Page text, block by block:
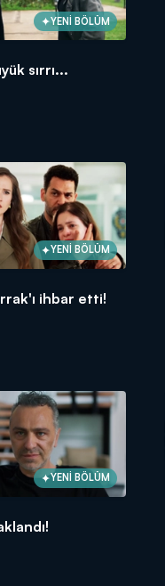
YENİ BÖLÜM
sırrı...
YENİ BÖLÜM
ihbar etti!
YENİ BÖLÜM